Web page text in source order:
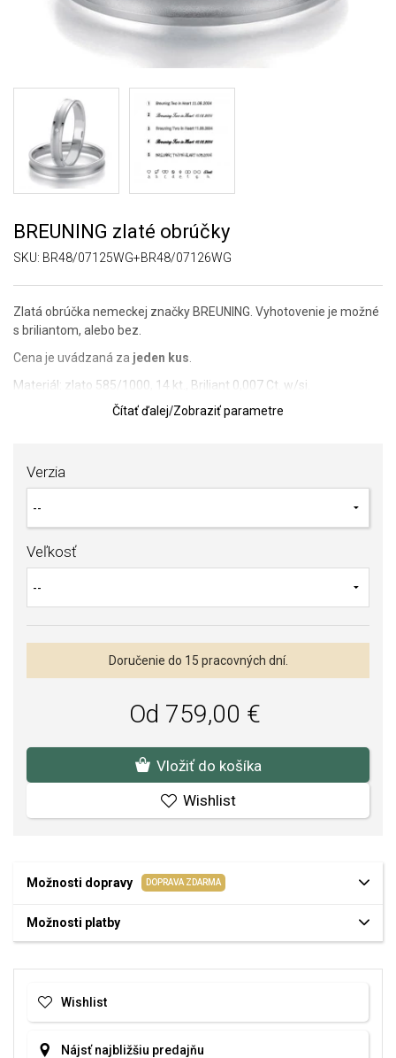
BREUNING zlaté obrúčky
SKU: BR48/07125WG+BR48/07126WG
Zlatá obrúčka nemeckej značky BREUNING. Vyhotovenie je možné
s briliantom, alebo bez.
Cena je uvádzaná za jeden kus
Materiál: zlato 585/1000, 14 kt., Briliant 0,007 Ct. w/si.
K obrúčkam je možnosť vybrať si gravírovanie, ktoré je v cene
obrúčok.
Po objednaní tovaru je potrebné vopred uhradiť nevratnú zálohu
záväzne objednaná a zadaná do výroby po pripísaní úhrady na náš
účet.
Čítať ďalej/Zobraziť parametre
Verzia
Veľkosť
Doručenie do 15 pracovných dní.
Od 759,00 €
Vložiť do košíka
Wishlist
Možnosti dopravy DOPRAVA ZDARMA
Možnosti platby
Wishlist
Nájsť najbližšiu predajňu